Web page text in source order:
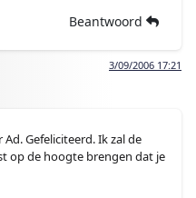
Beantwoord
3/09/2006 17:21
Gefeliciteerd. Ik zal de
op de hoogte brengen dat je